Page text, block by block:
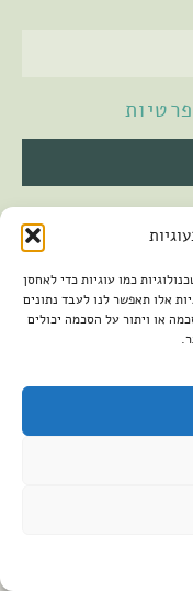
כמו עוגיות כדי לאחסן
אלו תאפשר לנו לעבד נתונים
או ויתור על הסכמה יכולים